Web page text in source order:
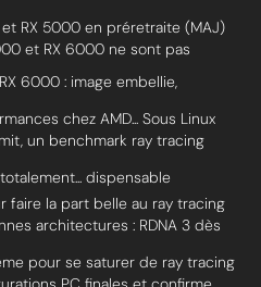
RX 5000 en préretraite (MAJ)
et RX 6000 ne sont pas
6000 : image embellie,
chez AMD... Sous Linux
un benchmark ray tracing
dispensable
faire la part belle au ray tracing
architectures : RDNA 3 dès
pour se saturer de ray tracing